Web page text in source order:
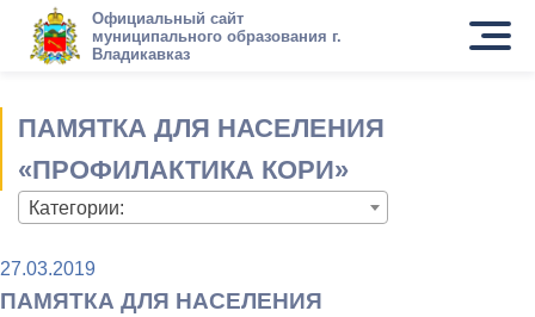
Официальный сайт
муниципального образования г.
Владикавказ
ПАМЯТКА ДЛЯ НАСЕЛЕНИЯ
«ПРОФИЛАКТИКА КОРИ»
Категории:
27.03.2019
ПАМЯТКА ДЛЯ НАСЕЛЕНИЯ